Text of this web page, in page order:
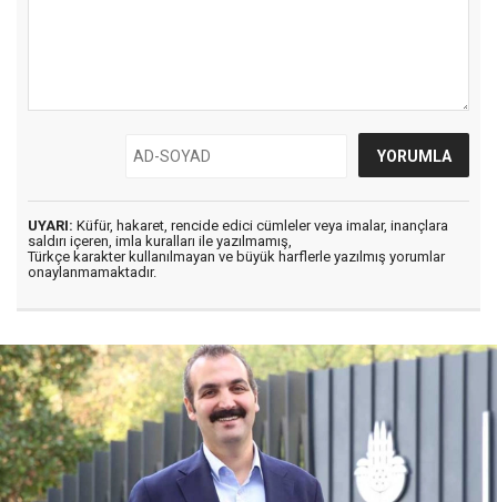
UYARI: Küfür, hakaret, rencide edici cümleler veya imalar, inançlara
saldırı içeren, imla kuralları ile yazılmamış,
Türkçe karakter kullanılmayan ve büyük harflerle yazılmış yorumlar
onaylanmamaktadır.